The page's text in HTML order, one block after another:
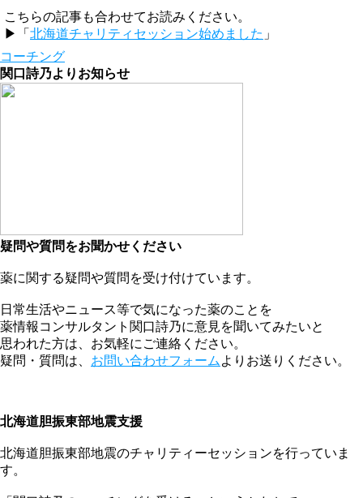
こちらの記事も合わせてお読みください。
▶︎「 北海道チャリティセッション始めました 」
コーチング
関口詩乃よりお知らせ
疑問や質問をお聞かせください
薬に関する疑問や質問を受け付けています。
日常生活やニュース等で気になった薬のことを
薬情報コンサルタント関口詩乃に意見を聞いてみたいと
思われた方は、お気軽にご連絡ください。
疑問・質問は、 お問い合わせフォーム よりお送りください。
北海道胆振東部地震支援
北海道胆振東部地震のチャリティーセッションを行っていま
す。